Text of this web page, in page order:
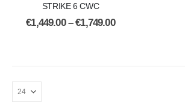
STRIKE 6 CWC
€1,449.00 – €1,749.00